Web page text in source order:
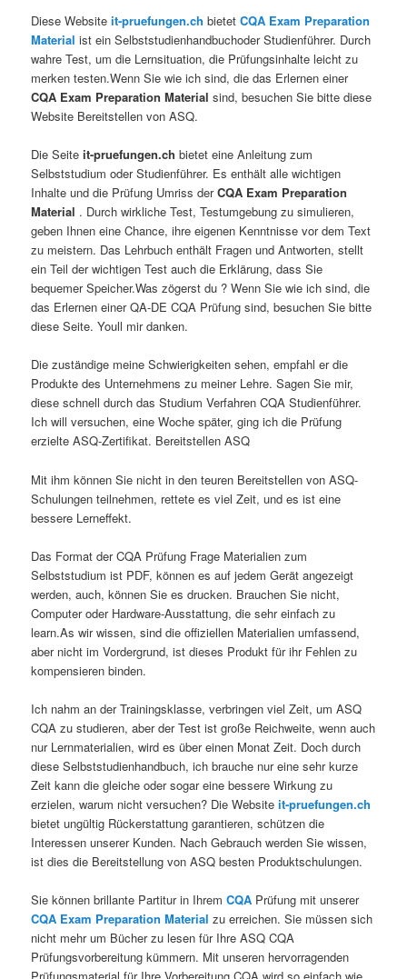
Diese Websiteit-pruefungen.ch bietetCQA Exam Preparation
Material ist ein Selbststudienhandbuchoder Studienführer. Durch
wahre Test, um die Lernsituation, die Prüfungsinhalte leicht zu
merken testen.Wenn Sie wie ich sind, die das Erlernen einer
CQA Exam Preparation Material sind, besuchen Sie bitte diese
Website Bereitstellen von ASQ.
Die Seiteit-pruefungen.ch bietet eine Anleitung zum
Selbststudium oder Studienführer. Es enthält alle wichtigen
Inhalte und die Prüfung Umriss derCQA Exam Preparation
Material . Durch wirkliche Test, Testumgebung zu simulieren,
geben Ihnen eine Chance, ihre eigenen Kenntnisse vor dem Text
zu meistern. Das Lehrbuch enthält Fragen und Antworten, stellt
ein Teil der wichtigen Test auch die Erklärung, dass Sie
bequemer Speicher.Was zögerst du ? Wenn Sie wie ich sind, die
das Erlernen einer QA-DE CQA Prüfung sind, besuchen Sie bitte
diese Seite. Youll mir danken.
Die zuständige meine Schwierigkeiten sehen, empfahl er die
Produkte des Unternehmens zu meiner Lehre. Sagen Sie mir,
diese schnell durch das Studium Verfahren CQA Studienführer.
Ich will versuchen, eine Woche später, ging ich die Prüfung
erzielte ASQ-Zertifikat. Bereitstellen ASQ
Mit ihm können Sie nicht in den teuren Bereitstellen von ASQ-
Schulungen teilnehmen, rettete es viel Zeit, und es ist eine
bessere Lerneffekt.
Das Format der CQA Prüfung Frage Materialien zum
Selbststudium ist PDF, können es auf jedem Gerät angezeigt
werden, auch, können Sie es drucken. Brauchen Sie nicht,
Computer oder Hardware-Ausstattung, die sehr einfach zu
learn.As wir wissen, sind die offiziellen Materialien umfassend,
aber nicht im Vordergrund, ist dieses Produkt für ihr Fehlen zu
kompensieren binden.
Ich nahm an der Trainingsklasse, verbringen viel Zeit, um ASQ
CQA zu studieren, aber der Test ist große Reichweite, wenn auch
nur Lernmaterialien, wird es über einen Monat Zeit. Doch durch
diese Selbststudienhandbuch, ich brauche nur eine sehr kurze
Zeit kann die gleiche oder sogar eine bessere Wirkung zu
erzielen, warum nicht versuchen? Die Websiteit-pruefungen.ch
bietet ungültig Rückerstattung garantieren, schützen die
Interessen unserer Kunden. Nach Gebrauch werden Sie wissen,
ist dies die Bereitstellung von ASQ besten Produktschulungen.
Sie können brillante Partitur in IhremCQA Prüfung mit unserer
CQA Exam Preparation Material zu erreichen. Sie müssen sich
nicht mehr um Bücher zu lesen für Ihre ASQ CQA
Prüfungsvorbereitung kümmern. Mit unseren hervorragenden